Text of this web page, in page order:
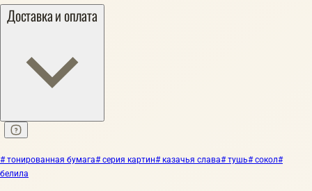
Доставка и оплата
# тонированная бумага# серия картин# казачья слава# тушь# сокол#
белила